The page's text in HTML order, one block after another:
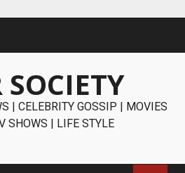
SOCIETY
| CELEBRITY GOSSIP | MOVIES
SHOWS | LIFE STYLE